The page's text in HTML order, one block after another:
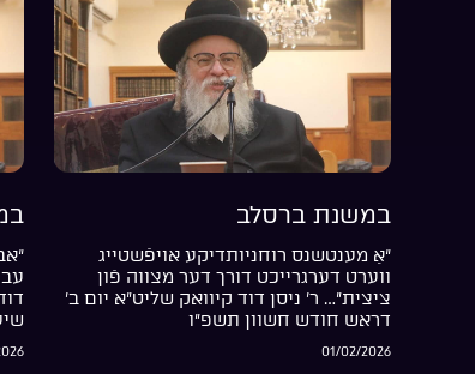
במשנת ברסלב
“אַ מענטשנס רוחניותדיקע אויפֿשטייג
ווערט דערגרייכט דורך דער מצווה פֿון
ציצית”… ר’ ניסן דוד קיוואק שליט”א יום ב’
דראש חודש חשוון תשפ”ו
01/02/2026
שיעור 3